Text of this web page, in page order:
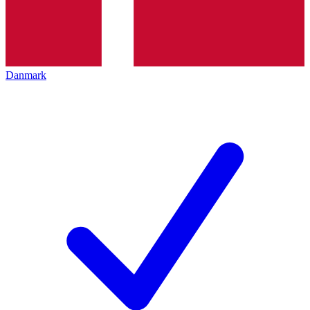
Danmark